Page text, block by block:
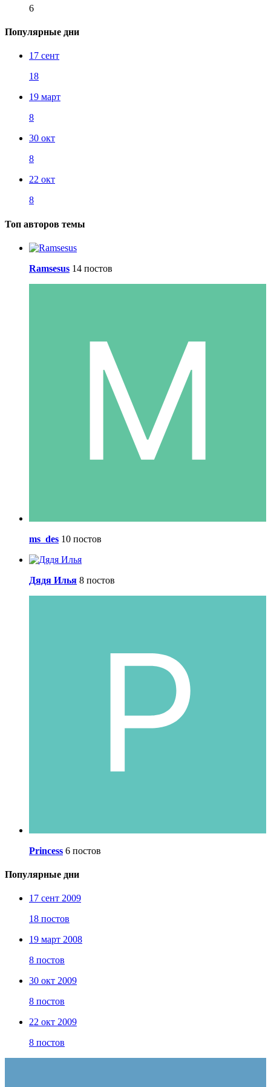
6
Популярные дни
17 сент
18
19 март
8
30 окт
8
22 окт
8
Топ авторов темы
Ramsesus 14 постов
ms_des 10 постов
Дядя Илья 8 постов
Princess 6 постов
Популярные дни
17 сент 2009
18 постов
19 март 2008
8 постов
30 окт 2009
8 постов
22 окт 2009
8 постов